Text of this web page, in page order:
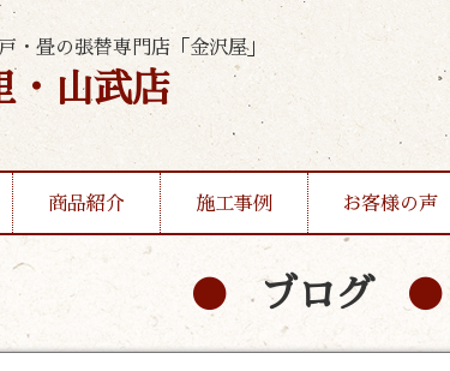
・畳の張替専門店「金沢屋」
・山武店
商品紹介 施工事例 お客様の声
ブログ